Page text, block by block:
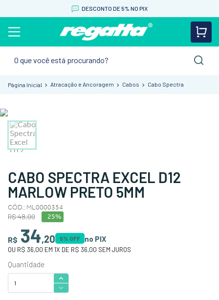
DESCONTO DE 5% NO PIX
Atracação e Ancoragem Cabos Cabo Spectra
CABO SPECTRA EXCEL D12
MARLOW PRETO 5MM
CÓD.: ML0000354
R$48,00 25%
R$ 34,20 5% OFF no PIX
OU R$ 36,00 EM 1X DE R$ 36,00 SEM JUROS